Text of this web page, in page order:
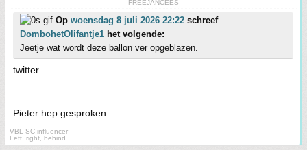
FREEJANCEES
Op woensdag 8 juli 2026 22:22 schreef
DombohetOlifantje1 het volgende:
Jeetje wat wordt deze ballon ver opgeblazen.
twitter
Pieter hep gesproken
VBL SC influencer
Left, right, behind